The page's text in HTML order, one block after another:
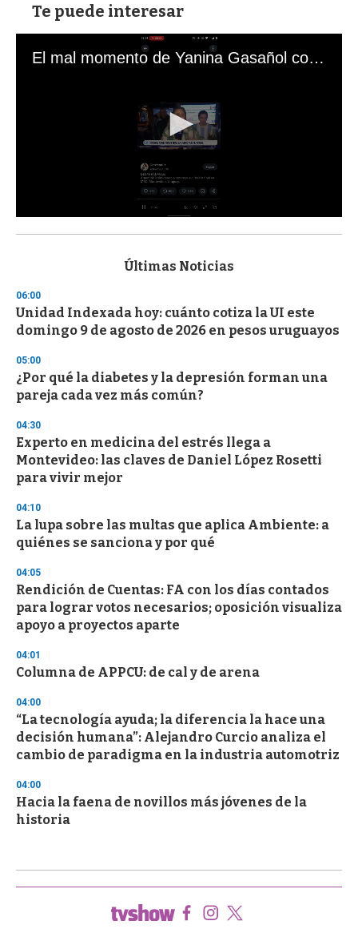
Te puede interesar
El mal momento de Yanina Gasañol con un hincha argentino en "Subrayado"
s
d
s
o
f
3
s
e
c
n
d
s
Últimas Noticias
06:00
Unidad Indexada hoy: cuánto cotiza la UI este
domingo 9 de agosto de 2026 en pesos uruguayos
05:00
¿Por qué la diabetes y la depresión forman una
pareja cada vez más común?
04:30
Experto en medicina del estrés llega a
Montevideo: las claves de Daniel López Rosetti
para vivir mejor
04:10
La lupa sobre las multas que aplica Ambiente: a
quiénes se sanciona y por qué
04:05
Rendición de Cuentas: FA con los días contados
para lograr votos necesarios; oposición visualiza
apoyo a proyectos aparte
04:01
Columna de APPCU: de cal y de arena
04:00
“La tecnología ayuda; la diferencia la hace una
decisión humana”: Alejandro Curcio analiza el
cambio de paradigma en la industria automotriz
04:00
Hacia la faena de novillos más jóvenes de la
historia